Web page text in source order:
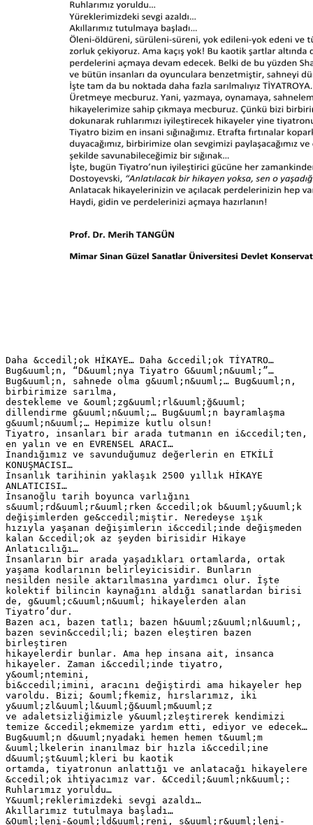
Daha &ccedil;ok HİKAYE… Daha &ccedil;ok TİYATRO…
Bug&uuml;n, “D&uuml;nya Tiyatro G&uuml;n&uuml;”…
Bug&uuml;n, sahnede olma g&uuml;n&uuml;… Bug&uuml;n,
birbirimize sarılma,
destekleme ve &ouml;zg&uuml;rl&uuml;ğ&uuml;
dillendirme g&uuml;n&uuml;… Bug&uuml;n bayramlaşma
g&uuml;n&uuml;… Hepimize kutlu olsun!
Tiyatro, insanları bir arada tutmanın en i&ccedil;ten,
en yalın ve en EVRENSEL ARACI…
İnandığımız ve savunduğumuz değerlerin en ETKİLİ
KONUŞMACISI…
İnsanlık tarihinin yaklaşık 2500 yıllık HİKAYE
ANLATICISI…
İnsanoğlu tarih boyunca varlığını
s&uuml;rd&uuml;r&uuml;rken &ccedil;ok b&uuml;y&uuml;k
değişimlerden ge&ccedil;miştir. Neredeyse ışık
hızıyla yaşanan değişimlerin i&ccedil;inde değişmeden
kalan &ccedil;ok az şeyden birisidir Hikaye
Anlatıcılığı…
İnsanların bir arada yaşadıkları ortamlarda, ortak
yaşama kodlarının belirleyicisidir. Bunların
nesilden nesile aktarılmasına yardımcı olur. İşte
kolektif bilincin kaynağını aldığı sanatlardan birisi
de, g&uuml;c&uuml;n&uuml; hikayelerden alan
Tiyatro’dur.
Bazen acı, bazen tatlı; bazen h&uuml;z&uuml;nl&uuml;,
bazen sevin&ccedil;li; bazen eleştiren bazen
birleştiren
hikayelerdir bunlar. Ama hep insana ait, insanca
hikayeler. Zaman i&ccedil;inde tiyatro,
y&ouml;ntemini,
bi&ccedil;imini, aracını değiştirdi ama hikayeler hep
varoldu. Bizi; &ouml;fkemiz, hırslarımız, iki
y&uuml;zl&uuml;l&uuml;ğ&uuml;m&uuml;z
ve adaletsizliğimizle y&uuml;zleştirerek kendimizi
temize &ccedil;ekmemize yardım etti, ediyor ve edecek…
Bug&uuml;n d&uuml;nyadaki hemen hemen t&uuml;m
&uuml;lkelerin inanılmaz bir hızla i&ccedil;ine
d&uuml;şt&uuml;kleri bu kaotik
ortamda, tiyatronun anlattığı ve anlatacağı hikayelere
&ccedil;ok ihtiyacımız var. &Ccedil;&uuml;nk&uuml;:
Ruhlarımız yoruldu…
Y&uuml;reklerimizdeki sevgi azaldı…
Akıllarımız tutulmaya başladı…
&Ouml;leni-&ouml;ld&uuml;reni, s&uuml;r&uuml;leni-